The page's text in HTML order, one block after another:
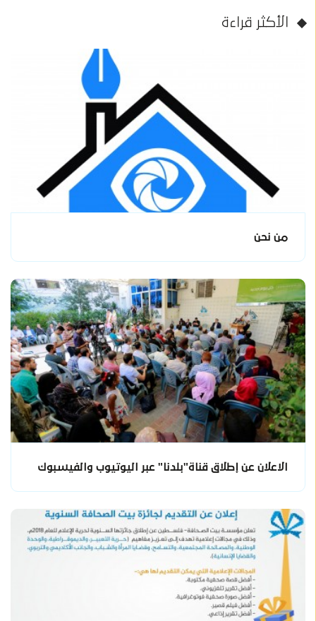
الأكثر قراءة
من نحن
الاعلان عن إطلاق قناة"بلدنا" عبر اليوتيوب والفيسبوك